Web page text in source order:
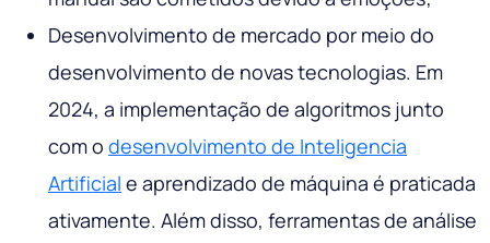
Desenvolvimento de mercado por meio do
desenvolvimento de novas tecnologias. Em
2024, a implementação de algoritmos junto
com o desenvolvimento de Inteligencia
Artificial e aprendizado de máquina é praticada
ativamente. Além disso, ferramentas de análise